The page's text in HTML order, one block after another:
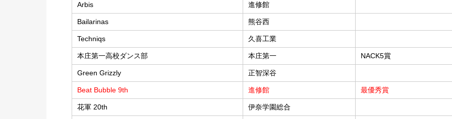
Arbis 進修館
Bailarinas 熊谷西
Techniqs 久喜工業
本庄第一高校ダンス部 本庄第一 NACK5賞
Green Grizzly 正智深谷
Beat Bubble 9th 進修館 最優秀賞
花軍 20th 伊奈学園総合